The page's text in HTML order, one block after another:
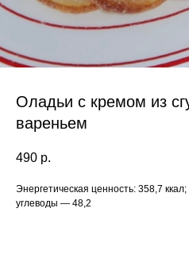
Оладьи с кремом из
вареньем
490 р.
Энергетическая ценность: 358,7
углеводы — 48,2